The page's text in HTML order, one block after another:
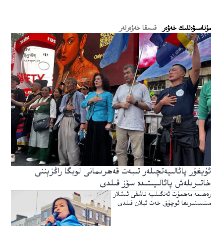
ﻣﯘﻧﺎﺳﯩﯟﻩﺗﻠﯩﻚ ﺧﻪﯞﻩﺭ قىسقا خەۋەرلەر
ئۇيغۇر پائالىيەتچىلەر تىبەت قەھرىمانى لوبگا راڭزېننى
خاتىرىلەش پائالىيىتىدە سۆز قىلدى
رەھىمە مەھمۇت ئەنگىلىيە تاشقى ئىشلار
مىنىستىرىغا ئوچۇق خەت ئېلان قىلدى